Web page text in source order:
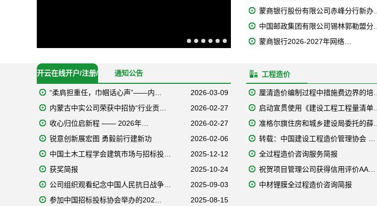
蒙商银行股份有限公司赤峰分行新办…
中国邮政集团有限公司锡林郭勒盟分…
蒙商银行2026-2027年网络…
开云在线开户/注册/
备用/官网
通知公告
2026-03-09
“柔肩担重任，巾帼话心声”——内…
2026-02-27
内蒙古中实公司荣获中招协“行业贡…
2026-02-27
收心归位启新程 —— 2026年…
2026-02-06
锐意创新展宏图 勇毅前行建新功
2025-12-12
中国土木工程学会建筑市场与招标投…
2025-10-24
获奖简报
2025-09-03
公司组织观看纪念中国人民抗日战争…
2025-08-15
参加中国招标投标协会举办的202…
工程造价
厘清造价编制过程中措施费边界的培…
启动宣贯使用《建设工程工程量清单…
准格尔旗住房和城乡建设局委托的薛…
转载：中国建设工程造价管理协会 …
全过程造价咨询服务简报
祝贺项目管理公司获得信用评价AA…
中材锂膜全过程造价咨询简报